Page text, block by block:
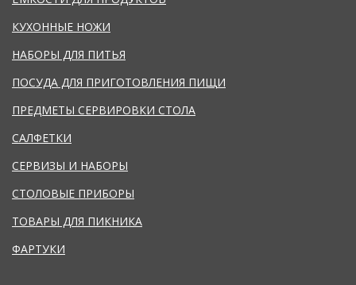
КУХОННЫЕ НОЖИ
НАБОРЫ ДЛЯ ПИТЬЯ
ПОСУДА ДЛЯ ПРИГОТОВЛЕНИЯ ПИЩИ
ПРЕДМЕТЫ СЕРВИРОВКИ СТОЛА
САЛФЕТКИ
СЕРВИЗЫ И НАБОРЫ
СТОЛОВЫЕ ПРИБОРЫ
ТОВАРЫ ДЛЯ ПИКНИКА
ФАРТУКИ